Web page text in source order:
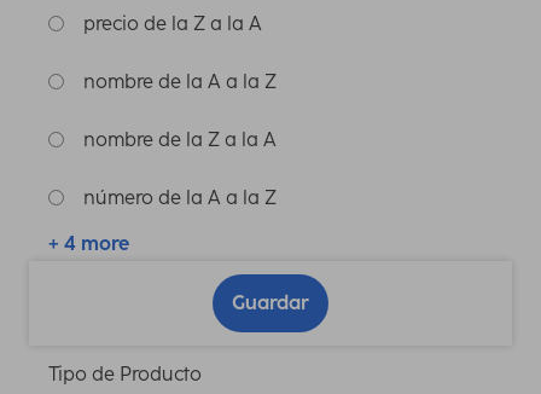
precio de la Z a la A
nombre de la A a la Z
nombre de la Z a la A
número de la A a la Z
+ 4 more
Guardar
Tipo de Producto